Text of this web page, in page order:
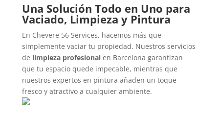
Una Solución Todo en Uno para
Vaciado, Limpieza y Pintura
En Chevere 56 Services, hacemos más que
simplemente vaciar tu propiedad. Nuestros servicios
de limpieza profesionalen Barcelona garantizan
que tu espacio quede impecable, mientras que
nuestros expertos en pintura añaden un toque
fresco y atractivo a cualquier ambiente.